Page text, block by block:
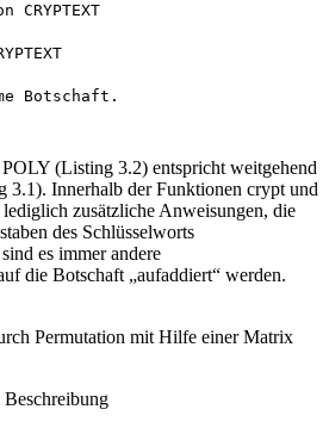
(Listing 3.2) entspricht weitgehend
Innerhalb der Funktionen crypt und
zusätzliche Anweisungen, die
des Schlüsselworts
es immer andere
die Botschaft „aufaddiert“ werden.
Permutation mit Hilfe einer Matrix